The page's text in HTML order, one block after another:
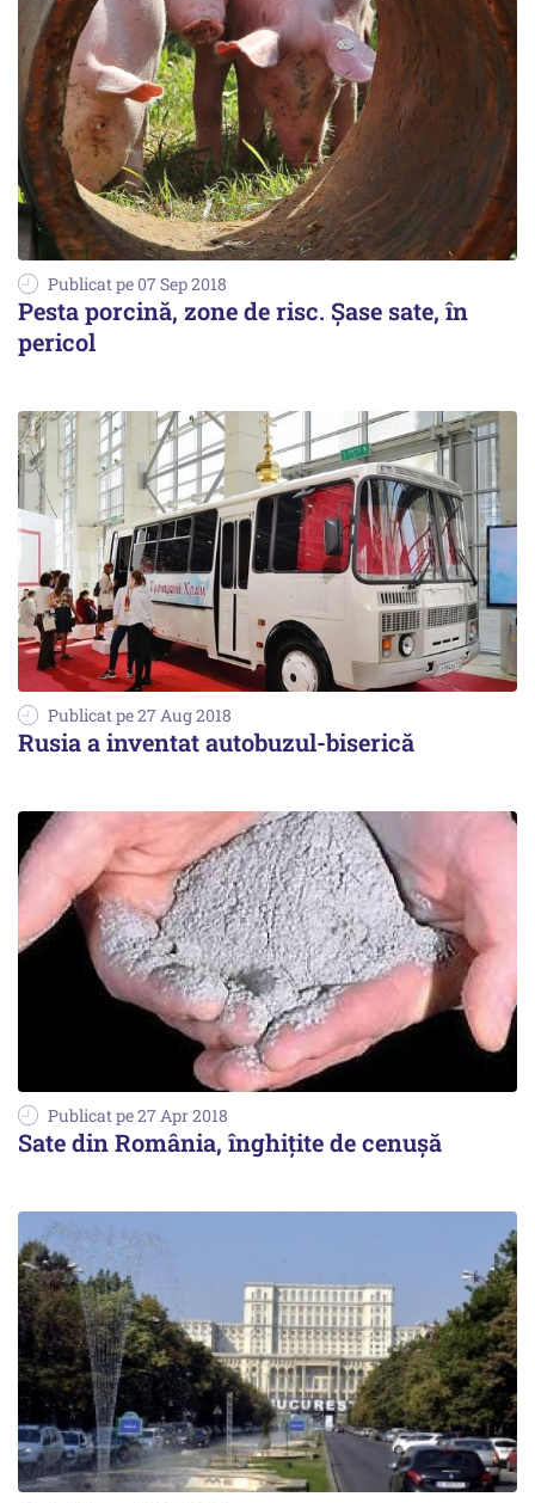
Publicat pe 07 Sep 2018
Pesta porcină, zone de risc. Șase sate, în
pericol
Publicat pe 27 Aug 2018
Rusia a inventat autobuzul-biserică
Publicat pe 27 Apr 2018
Sate din România, înghițite de cenușă